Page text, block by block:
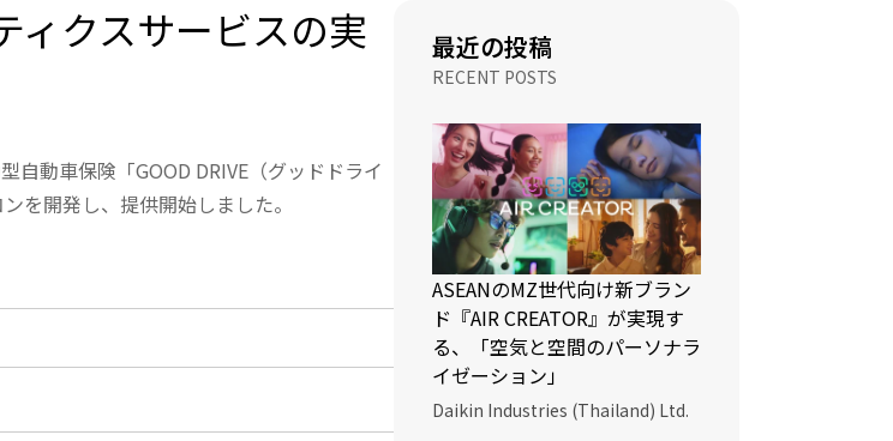
ィクスサービスの実
自動車保険「GOOD DRIVE（グッドドライ
を開発し、提供開始しました。
最近の投稿
RECENT POSTS
ASEANのMZ世代向け新ブラン
ド『AIR CREATOR』が実現す
る、「空気と空間のパーソナラ
イゼーション」
Daikin Industries (Thailand) Ltd.